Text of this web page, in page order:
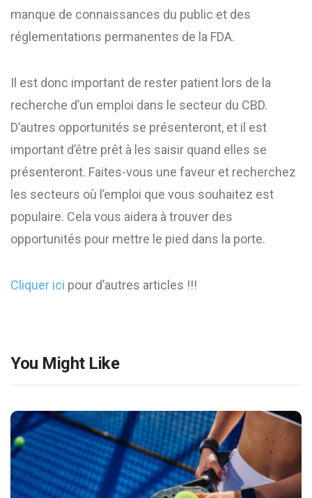
manque de connaissances du public et des
réglementations permanentes de la FDA.
Il est donc important de rester patient lors de la
recherche d’un emploi dans le secteur du CBD.
D’autres opportunités se présenteront, et il est
important d’être prêt à les saisir quand elles se
présenteront. Faites-vous une faveur et recherchez
les secteurs où l’emploi que vous souhaitez est
populaire. Cela vous aidera à trouver des
opportunités pour mettre le pied dans la porte.
Cliquer ici pour d’autres articles !!!
You Might Like